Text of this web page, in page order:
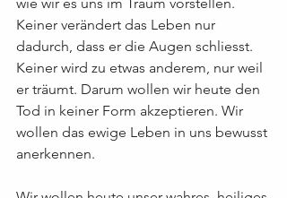
Keiner verändert das Leben nur
dadurch, dass er die Augen schliesst.
Keiner wird zu etwas anderem, nur weil
er träumt. Darum wollen wir heute den
Tod in keiner Form akzeptieren. Wir
wollen das ewige Leben in uns bewusst
anerkennen.